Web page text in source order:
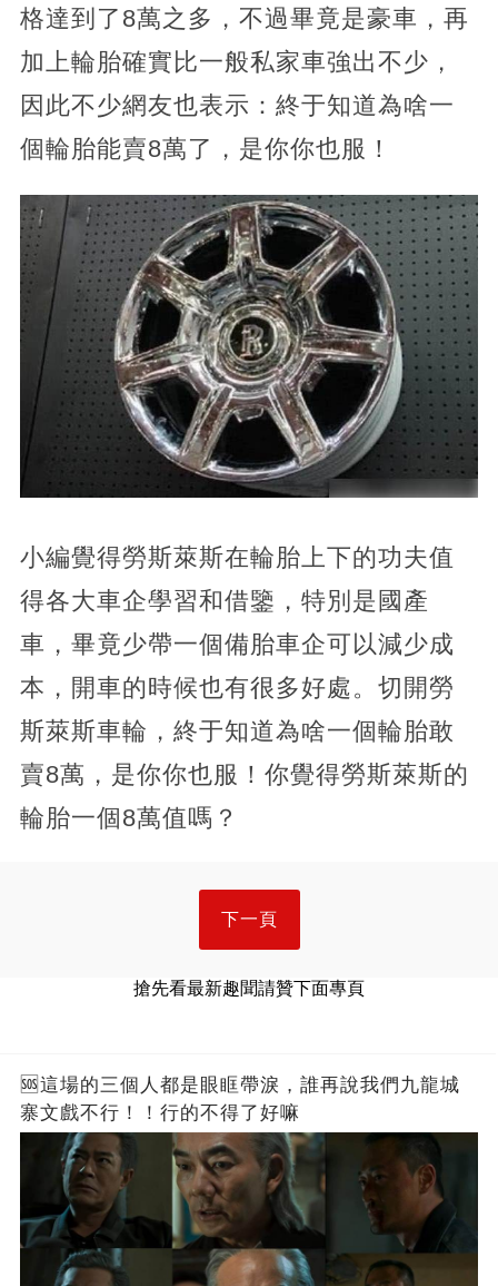
格達到了8萬之多，不過畢竟是豪車，再
加上輪胎確實比一般私家車強出不少，
因此不少網友也表示：終于知道為啥一
個輪胎能賣8萬了，是你你也服！
小編覺得勞斯萊斯在輪胎上下的功夫值
得各大車企學習和借鑒，特別是國產
車，畢竟少帶一個備胎車企可以減少成
本，開車的時候也有很多好處。切開勞
斯萊斯車輪，終于知道為啥一個輪胎敢
賣8萬，是你你也服！你覺得勞斯萊斯的
輪胎一個8萬值嗎？
下一頁
搶先看最新趣聞請贊下面專頁
🆘這場的三個人都是眼眶帶淚，誰再說我們九龍城
寨文戲不行！！行的不得了好嘛